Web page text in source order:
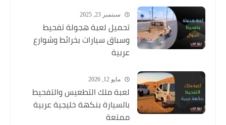
سبتمبر 23, 2025
تحميل لعبة هجولة تفحيط
وسباق سيارات بخرائط وشوارع
عربية
مايو 12, 2026
لعبة ملك التطعيس والتفحيط
بالسيارة بنكهة خليجية عربية
ممتعة